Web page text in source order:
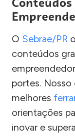
O Sebrae/PR
conteúdos
portes.
melhores
orientações
inovar e